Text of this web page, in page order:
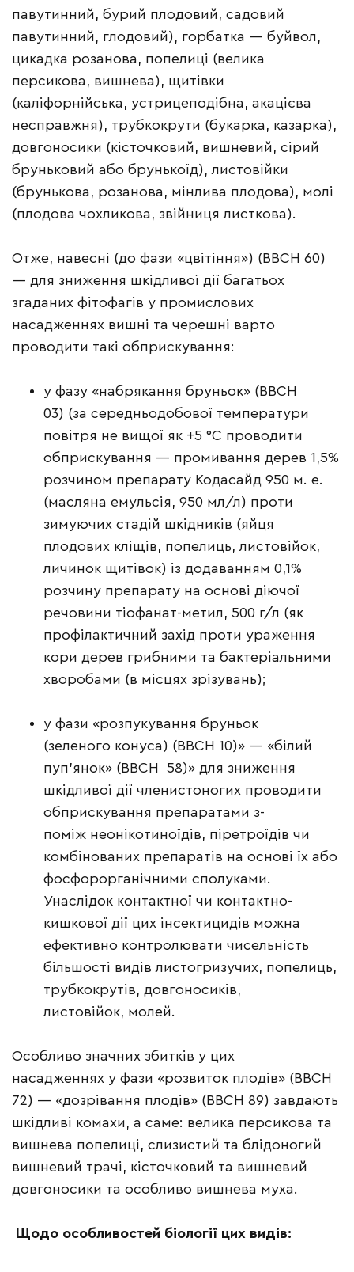
павутинний, бурий плодовий, садовий
павутинний, глодовий), горбатка — буйвол,
цикадка розанова, попелиці (велика
персикова, вишнева), щитівки
(каліфорнійська, устрицеподібна, акацієва
несправжня), трубкокрути (букарка, казарка),
довгоносики (кісточковий, вишневий, сірий
бруньковий або брунькоїд), листовійки
(брунькова, розанова, мінлива плодова), молі
(плодова чохликова, звійниця листкова).
Отже, навесні (до фази «цвітіння») (ВВСН 60)
— для зниження шкідливої дії багатьох
згаданих фітофагів у промислових
насадженнях вишні та черешні варто
проводити такі обприскування:
у фазу «набрякання бруньок» (ВВСН
03) (за середньодобової температури
повітря не вищої як +5 °С проводити
обприскування — промивання дерев 1,5%
розчином препарату Кодасайд 950 м. е.
(масляна емульсія, 950 мл/л) проти
зимуючих стадій шкідників (яйця
плодових кліщів, попелиць, листовійок,
личинок щитівок) із додаванням 0,1%
розчину препарату на основі діючої
речовини тіофанат-метил, 500 г/л (як
профілактичний захід проти ураження
кори дерев грибними та бактеріальними
хворобами (в місцях зрізувань);
у фази «розпукування бруньок
(зеленого конуса) (ВВСН 10)» — «білий
пуп’янок» (ВВСН 58)» для зниження
шкідливої дії членистоногих проводити
обприскування препаратами з-
поміж неонікотиноїдів, піретроїдів чи
комбінованих препаратів на основі їх або
фосфорорганічними сполуками.
Унаслідок контактної чи контактно-
кишкової дії цих інсектицидів можна
ефективно контролювати чисельність
більшості видів листогризучих, попелиць,
трубкокрутів, довгоносиків,
листовійок, молей.
Особливо значних збитків у цих
насадженнях у фази «розвиток плодів» (ВВСН
72) — «дозрівання плодів» (ВВСН 89) завдають
шкідливі комахи, а саме: велика персикова та
вишнева попелиці, слизистий та блідоногий
вишневий трачі, кісточковий та вишневий
довгоносики та особливо вишнева муха.
Щодо особливостей біології цих видів: